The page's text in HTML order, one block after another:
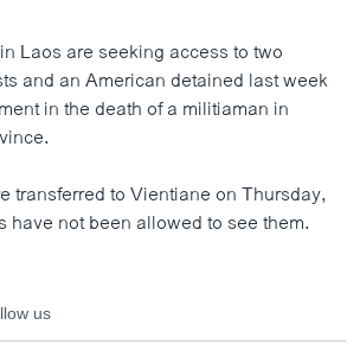
ນຂ່າວ
ລຈີ
Laos are seeking access to two
and an American detained last week
in the death of a militiaman in
transferred to Vientiane on Thursday,
have not been allowed to see them.
us